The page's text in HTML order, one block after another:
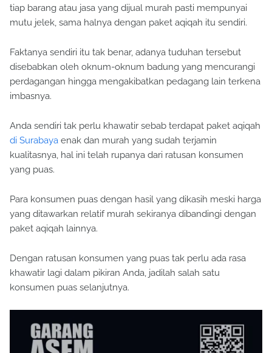
tiap barang atau jasa yang dijual murah pasti mempunyai
mutu jelek, sama halnya dengan paket aqiqah itu sendiri.
Faktanya sendiri itu tak benar, adanya tuduhan tersebut
disebabkan oleh oknum-oknum badung yang mencurangi
perdagangan hingga mengakibatkan pedagang lain terkena
imbasnya.
Anda sendiri tak perlu khawatir sebab terdapat paket aqiqah
di Surabaya enak dan murah yang sudah terjamin
kualitasnya, hal ini telah rupanya dari ratusan konsumen
yang puas.
Para konsumen puas dengan hasil yang dikasih meski harga
yang ditawarkan relatif murah sekiranya dibandingi dengan
paket aqiqah lainnya.
Dengan ratusan konsumen yang puas tak perlu ada rasa
khawatir lagi dalam pikiran Anda, jadilah salah satu
konsumen puas selanjutnya.